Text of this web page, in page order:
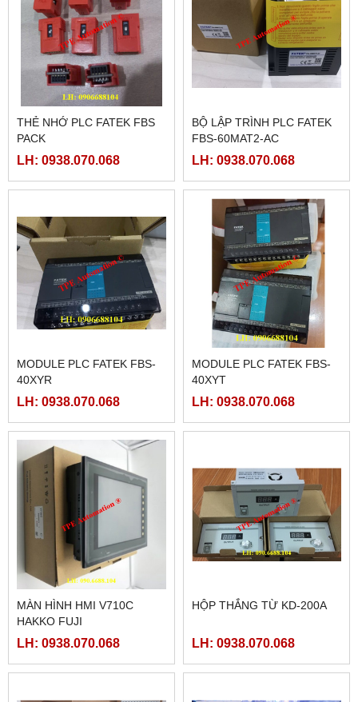
THẺ NHỚ PLC FATEK FBS
PACK
LH: 0938.070.068
BỘ LẬP TRÌNH PLC FATEK
FBS-60MAT2-AC
LH: 0938.070.068
MODULE PLC FATEK FBS-
40XYR
LH: 0938.070.068
MODULE PLC FATEK FBS-
40XYT
LH: 0938.070.068
MÀN HÌNH HMI V710C
HAKKO FUJI
LH: 0938.070.068
HỘP THẮNG TỪ KD-200A
LH: 0938.070.068